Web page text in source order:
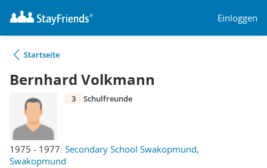
Einloggen
Startseite
Bernhard Volkmann
1975 - 1977: Secondary School Swakopmund,
Swakopmund
3 Schulfreunde